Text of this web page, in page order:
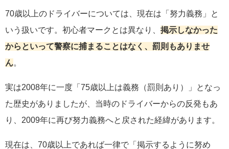
70歳以上のドライバーについては、現在は「努力義務」と
いう扱いです。初心者マークとは異なり、 掲示しなかった
からといって警察に捕まることはなく、罰則もありませ
ん。
実は2008年に一度「75歳以上は義務（罰則あり）」となっ
た歴史がありましたが、当時のドライバーからの反発もあ
り、2009年に再び努力義務へと戻された経緯があります。
現在は、70歳以上であれば一律で「掲示するように努め